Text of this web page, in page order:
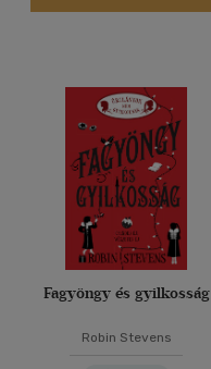
Fagyöngy és gyilkosság
Robin Stevens